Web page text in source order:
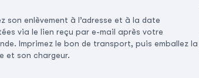
son enlèvement à l’adresse et à la date
via le lien reçu par e-mail après votre
Imprimez le bon de transport, puis emballez la
et son chargeur.